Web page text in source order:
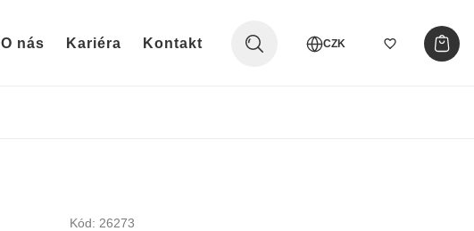
O nás Kariéra Kontakt CZK
Kód: 26273